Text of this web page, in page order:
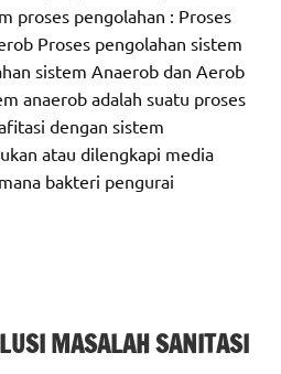
proses pengolahan : Proses
Proses pengolahan sistem
sistem Anaerob dan Aerob
anaerob adalah suatu proses
dengan sistem
atau dilengkapi media
bakteri pengurai
MASALAH SANITASI